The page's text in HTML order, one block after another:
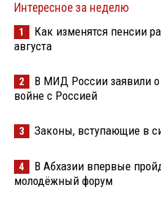
Интересное за неделю
1
Как изменятся пенсии
августа
2
В МИД России заявили
войне с Россией
3 Законы, вступающие в
4
В Абхазии впервые
молодёжный форум